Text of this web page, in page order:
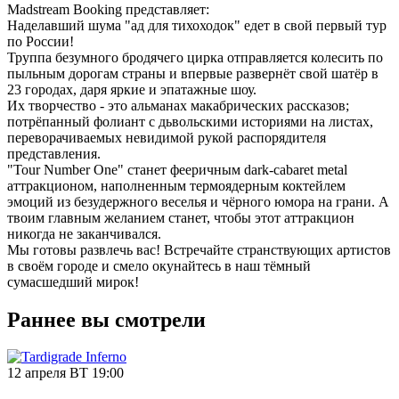
Madstream Booking представляет:
Наделавший шума "ад для тихоходок" едет в свой первый тур
по России!
Труппа безумного бродячего цирка отправляется колесить по
пыльным дорогам страны и впервые развернёт свой шатёр в
23 городах, даря яркие и эпатажные шоу.
Их творчество - это альманах макабрических рассказов;
потрёпанный фолиант с дьвольскими историями на листах,
переворачиваемых невидимой рукой распорядителя
представления.
"Tour Number One" станет фееричным dark-cabaret metal
аттракционом, наполненным термоядерным коктейлем
эмоций из безудержного веселья и чёрного юмора на грани. А
твоим главным желанием станет, чтобы этот аттракцион
никогда не заканчивался.
Мы готовы развлечь вас! Встречайте странствующих артистов
в своём городе и смело окунайтесь в наш тёмный
сумасшедший мирок!
Раннее вы смотрели
12 апреля ВТ 19:00